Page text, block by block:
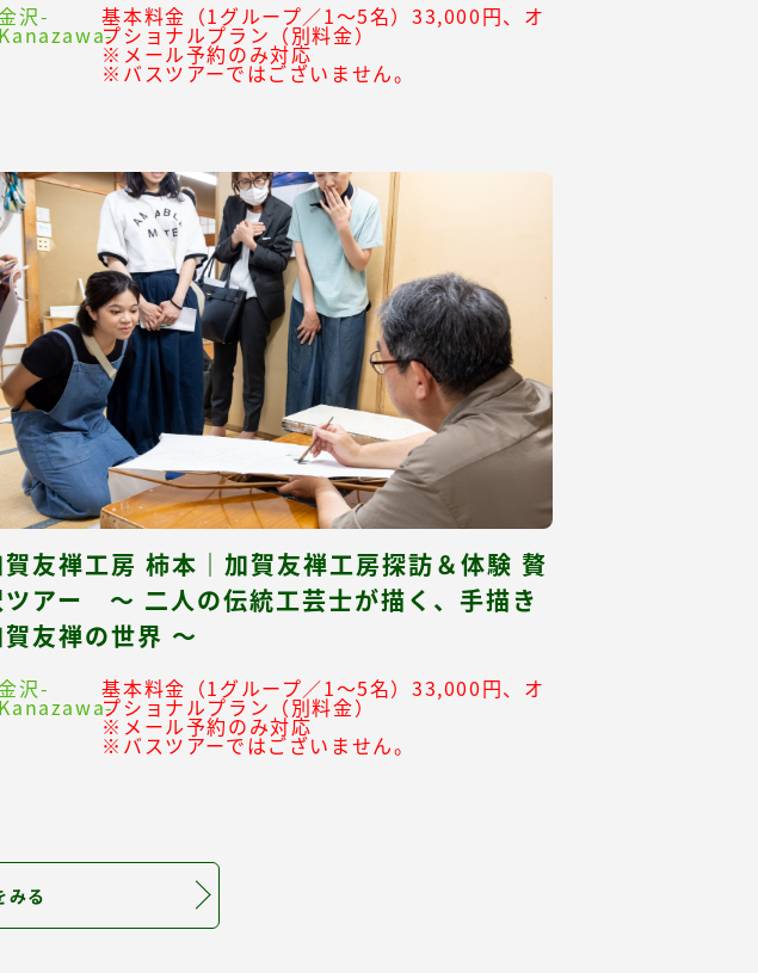
金沢-
Kanazawa-
基本料金（1グループ／1～5名）33,000円、オ
プショナルプラン（別料金）
※メール予約のみ対応
※バスツアーではございません。
賀友禅工房 柿本｜加賀友禅工房探訪＆体験 贅
ツアー ～ 二人の伝統工芸士が描く、手描き
賀友禅の世界 ～
金沢-
Kanazawa-
基本料金（1グループ／1～5名）33,000円、オ
プショナルプラン（別料金）
※メール予約のみ対応
※バスツアーではございません。
みる